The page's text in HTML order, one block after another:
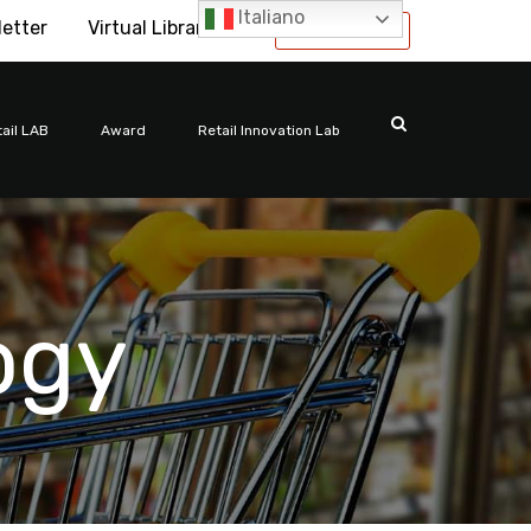
International
Virtual Library
LAB Award Retail Innovation Lab
Italiano